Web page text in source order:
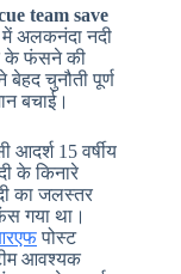
team save
में अलकनंदा नदी
के फंसने की
चुनौती पूर्ण
बचाई।
आदर्श 15 वर्षीय
के किनारे
का जलस्तर
गया था।
पोस्ट
आवश्यक